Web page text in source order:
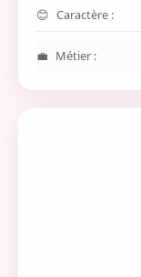
Caractère :
Métier :